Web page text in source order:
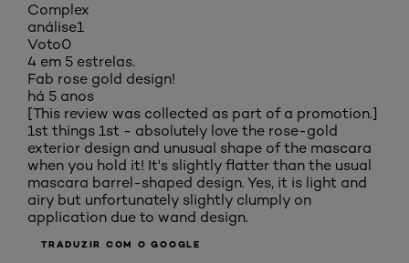
Complex
análise1
Voto0
4 em 5 estrelas.
Fab rose gold design!
há 5 anos
[This review was collected as part of a promotion.]
1st things 1st - absolutely love the rose-gold
exterior design and unusual shape of the mascara
when you hold it! It's slightly flatter than the usual
mascara barrel-shaped design. Yes, it is light and
airy but unfortunately slightly clumply on
application due to wand design.
TRADUZIR COM O GOOGLE